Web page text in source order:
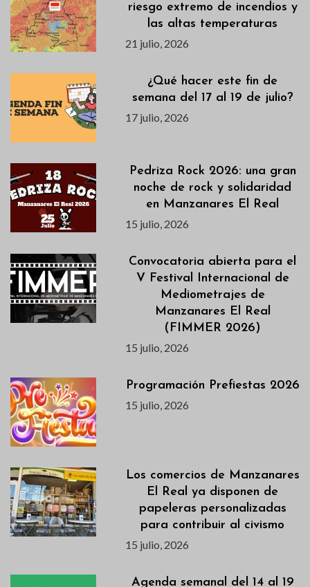
riesgo extremo de incendios y
las altas temperaturas
21 julio, 2026
¿Qué hacer este fin de
semana del 17 al 19 de julio?
17 julio, 2026
Pedriza Rock 2026: una gran
noche de rock y solidaridad
en Manzanares El Real
15 julio, 2026
Convocatoria abierta para el
V Festival Internacional de
Mediometrajes de
Manzanares El Real
(FIMMER 2026)
15 julio, 2026
Programación Prefiestas 2026
15 julio, 2026
Los comercios de Manzanares
El Real ya disponen de
papeleras personalizadas
para contribuir al civismo
15 julio, 2026
Agenda semanal del 14 al 19